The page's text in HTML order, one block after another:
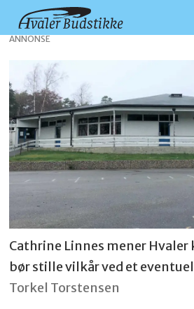
ANNONSE
Cathrine Linnes mener
bør stille vilkår ved et
Torkel Torstensen